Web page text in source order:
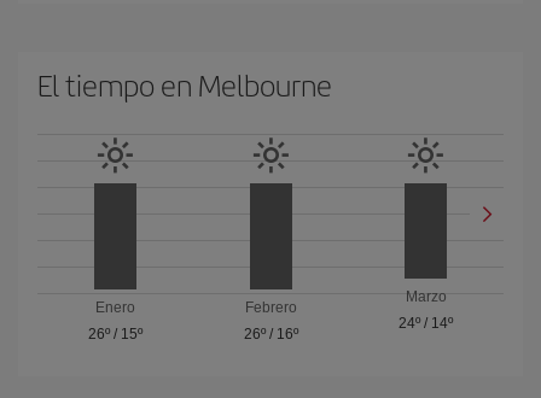
El tiempo en Melbourne
Enero
26º/ 15º
Febrero
26º/ 16º
Marzo
24º / 14º